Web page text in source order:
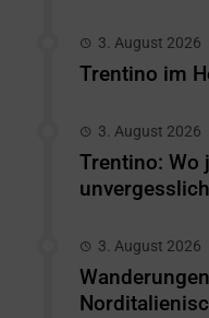
3. August 2026
Trentino im
3. August 2026
Trentino: Wo
3. August 2026